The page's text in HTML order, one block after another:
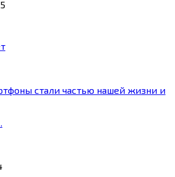
стали частью нашей жизни и